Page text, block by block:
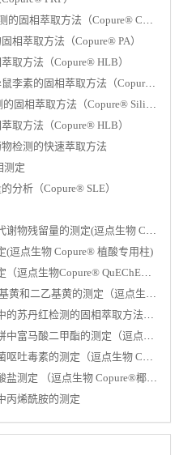
固相萃取方法（Copure® C18）
相萃取方法（Copure® PA）
取方法（Copure® HLB）
的固相萃取方法（Copure® HLB）
固相萃取方法（Copure® Silica）
取方法（Copure® HLB）
检测的快速萃取方法
测定
分析（Copure® SLE）
量的测定(逗点生物 Copure® HLB Lim)
(逗点生物 Copure® 植酸专用柱)
生物Copure® QuEChERS净化管）
定（逗点生物 Copure®合成着色剂WAX专用柱）
萃取方法（逗点生物 Copure® 苏丹红分子印迹柱 )
定（逗点生物 Copure® 无水硫酸钠/C18/PSA SPE）
定（逗点生物 Copure® HLB固相萃取小柱 )
逗点生物 Copure®椰壳活性炭SPE柱）
丙烯酰胺的测定